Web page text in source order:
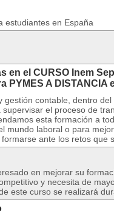
estudiantes en España
en el CURSO Inem
PYMES A DISTANCIA
gestión contable, dentro
el proceso de
esta formación a
mundo laboral o para
ante los retos que
en mejorar su
y necesita de
este curso se realizará